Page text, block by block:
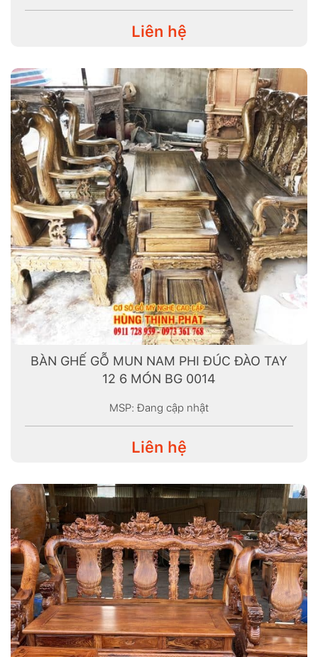
Liên hệ
BÀN GHẾ GỖ MUN NAM PHI ĐÚC ĐÀO TAY
12 6 MÓN BG 0014
MSP: Đang cập nhật
Liên hệ